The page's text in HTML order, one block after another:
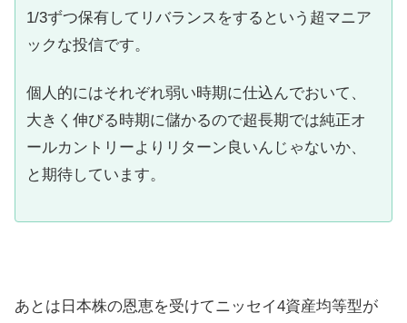
1/3ずつ保有してリバランスをするという超マニア
ックな投信です。
個人的にはそれぞれ弱い時期に仕込んでおいて、
大きく伸びる時期に儲かるので超長期では純正オ
ールカントリーよりリターン良いんじゃないか、
と期待しています。
あとは日本株の恩恵を受けてニッセイ4資産均等型が